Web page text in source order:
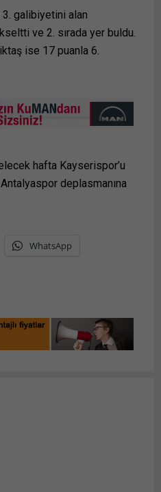
3. galibiyetini alan
ve 2. sırada yer buldu.
ise 17 puanla 6.
hafta Kayserispor’u
deplasmanına
WhatsApp